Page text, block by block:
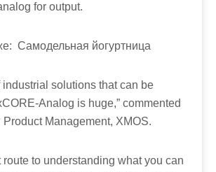
for output.
Самодельная йогуртница
industrial solutions that can be
Analog is huge,” commented
Management, XMOS.
route to understanding what you can